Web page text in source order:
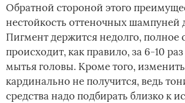
Обратной стороной этого
нестойкость оттеночных шампуней
Пигмент держится недолго, полное
происходит, как правило, за 6-10
мытья головы. Кроме того,
кардинально не получится, ведь
средства надо подбирать близко к